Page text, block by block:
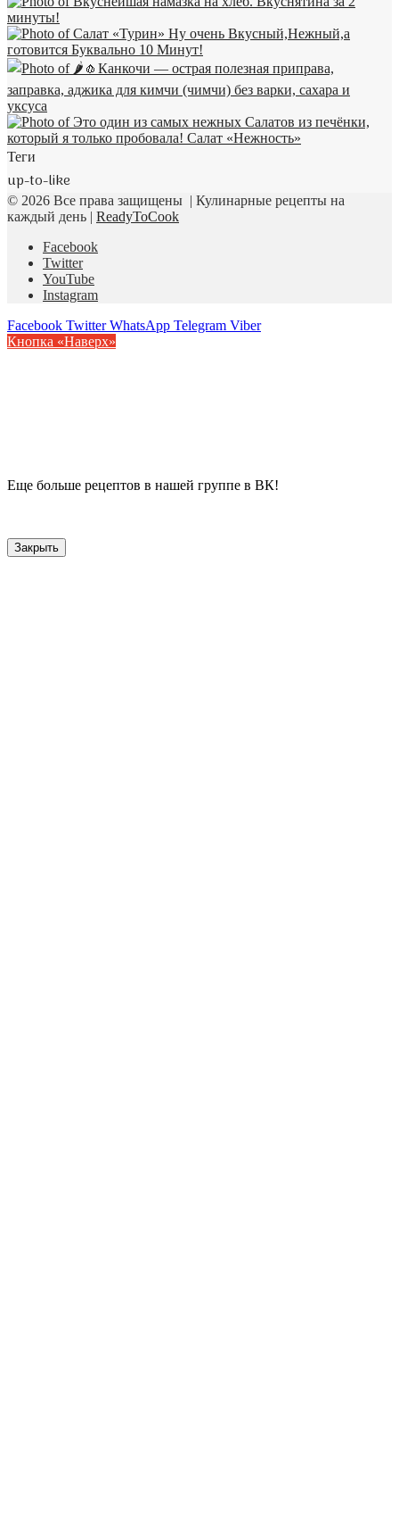
Теги
up-to-like
© 2026 Все права защищены | Кулинарные рецепты на
каждый день | ReadyToCook
Facebook
Twitter
YouTube
Instagram
Facebook Twitter WhatsApp Telegram Viber
Кнопка «Наверх»
Еще больше рецептов в нашей группе в ВК!
Закрыть